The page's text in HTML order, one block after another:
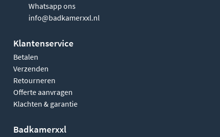
Whatsapp ons
info@badkamerxxl.nl
Klantenservice
Betalen
Verzenden
Retourneren
Offerte aanvragen
Klachten & garantie
Badkamerxxl